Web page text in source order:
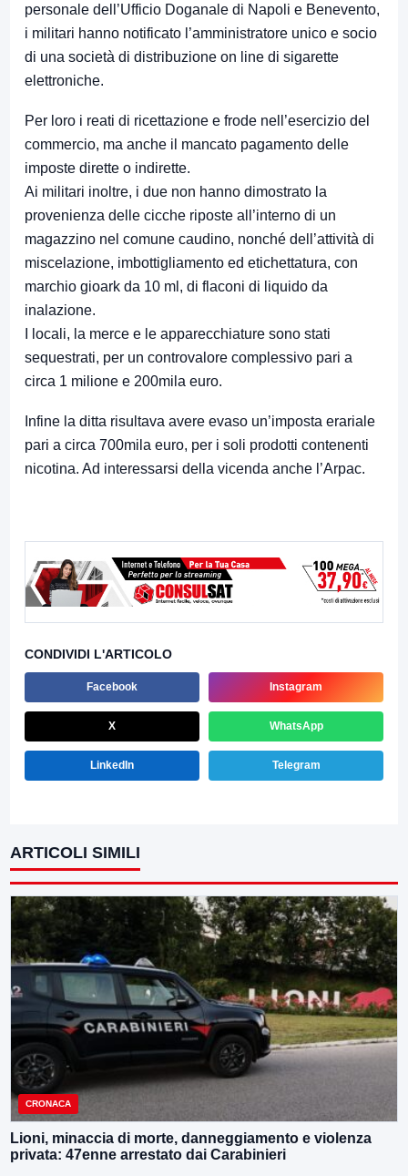
personale dell’Ufficio Doganale di Napoli e Benevento,
i militari hanno notificato l’amministratore unico e socio
di una società di distribuzione on line di sigarette
elettroniche.
Per loro i reati di ricettazione e frode nell’esercizio del
commercio, ma anche il mancato pagamento delle
imposte dirette o indirette.
Ai militari inoltre, i due non hanno dimostrato la
provenienza delle cicche riposte all’interno di un
magazzino nel comune caudino, nonché dell’attività di
miscelazione, imbottigliamento ed etichettatura, con
marchio gioark da 10 ml, di flaconi di liquido da
inalazione.
I locali, la merce e le apparecchiature sono stati
sequestrati, per un controvalore complessivo pari a
circa 1 milione e 200mila euro.
Infine la ditta risultava avere evaso un’imposta erariale
pari a circa 700mila euro, per i soli prodotti contenenti
nicotina. Ad interessarsi della vicenda anche l’Arpac.
CONDIVIDI L'ARTICOLO
Facebook Instagram
X WhatsApp
LinkedIn Telegram
ARTICOLI SIMILI
CRONACA
Lioni, minaccia di morte, danneggiamento e violenza
privata: 47enne arrestato dai Carabinieri